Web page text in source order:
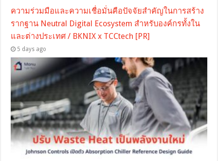
ความร่วมมือและความเชื่อมั่นคือปัจจัยสำคัญในการสร้าง
รากฐาน Neutral Digital Ecosystem สำหรับองค์กรทั้งใน
และต่างประเทศ / BKNIX x TCCtech [PR]
5 days ago